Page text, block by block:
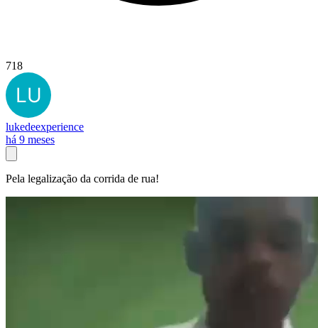
718
lukedeexperience
há 9 meses
Pela legalização da corrida de rua!